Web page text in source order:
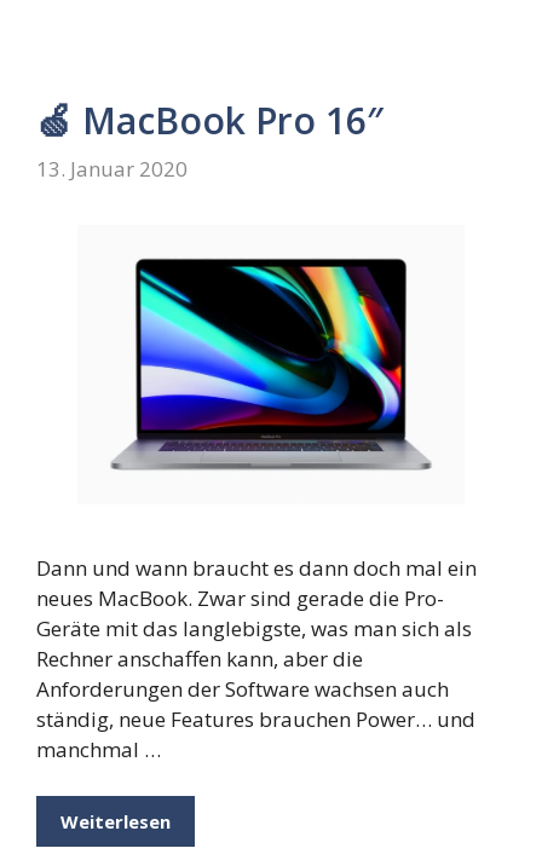
🍏 MacBook Pro 16″
13. Januar 2020
Dann und wann braucht es dann doch mal ein
neues MacBook. Zwar sind gerade die Pro-
Geräte mit das langlebigste, was man sich als
Rechner anschaffen kann, aber die
Anforderungen der Software wachsen auch
ständig, neue Features brauchen Power… und
manchmal …
Weiterlesen